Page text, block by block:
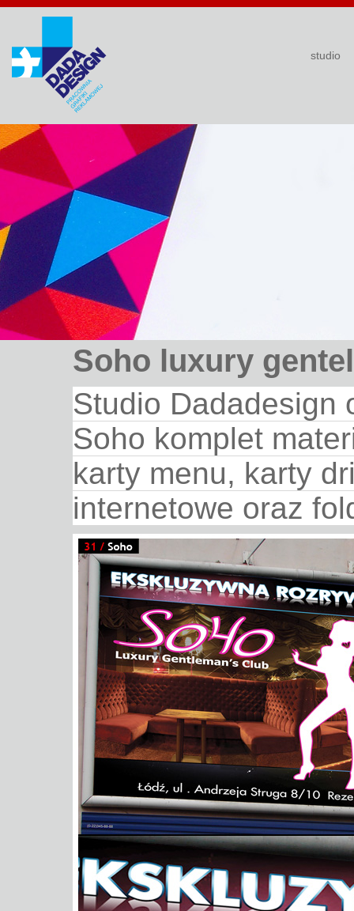
studio
Soho luxury
Studio Dadadesign
Soho komplet
karty menu, karty
internetowe oraz